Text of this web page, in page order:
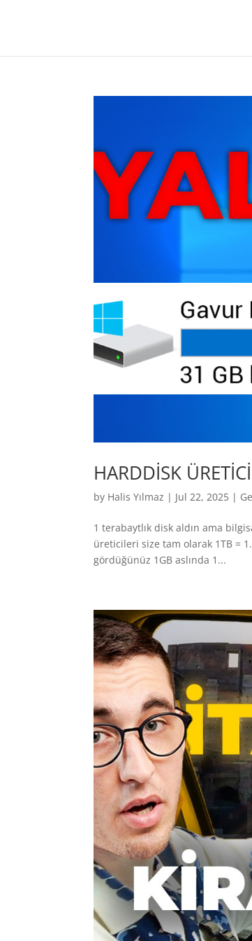
HARDDİSK
by Halis Yılmaz | Jul 22, 2025 |
1 terabaytlık disk aldın ama
üreticileri size tam olarak 1TB =
gördüğünüz 1GB aslında 1...